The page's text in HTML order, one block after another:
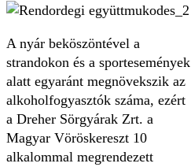
A nyár beköszöntével a
strandokon és a sportesemények
alatt egyaránt megnövekszik az
alkoholfogyasztók száma, ezért
a Dreher Sörgyárak Zrt. a
Magyar Vöröskereszt 10
alkalommal megrendezett